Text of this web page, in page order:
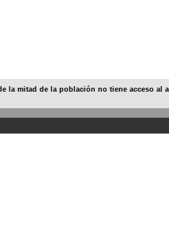
la mitad de la población no tiene acceso al